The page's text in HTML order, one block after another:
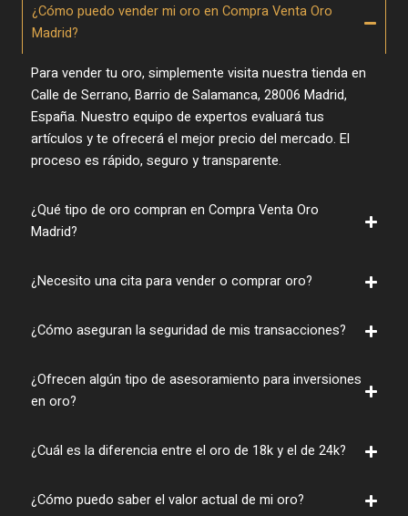
¿Cómo puedo vender mi oro en Compra Venta Oro
Madrid?
Para vender tu oro, simplemente visita nuestra tienda en
Calle de Serrano, Barrio de Salamanca, 28006 Madrid,
España. Nuestro equipo de expertos evaluará tus
artículos y te ofrecerá el mejor precio del mercado. El
proceso es rápido, seguro y transparente.
¿Qué tipo de oro compran en Compra Venta Oro
Madrid?
¿Necesito una cita para vender o comprar oro?
¿Cómo aseguran la seguridad de mis transacciones?
¿Ofrecen algún tipo de asesoramiento para inversiones
en oro?
¿Cuál es la diferencia entre el oro de 18k y el de 24k?
¿Cómo puedo saber el valor actual de mi oro?